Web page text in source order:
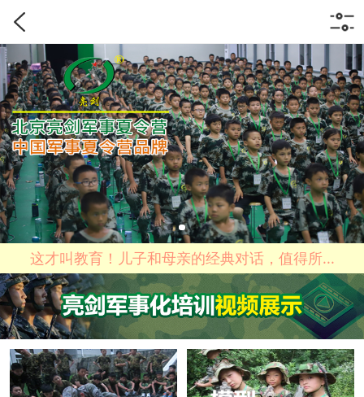
这才叫教育！儿子和母亲的经典对话，值得所...